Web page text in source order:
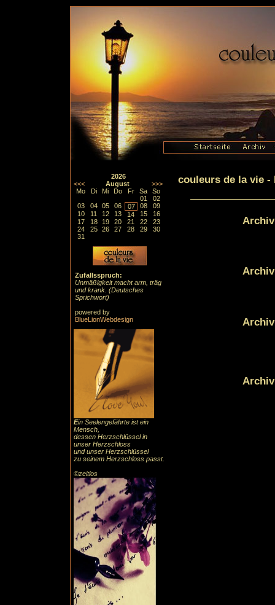
2026
<<<
August
>>>
Mo
Di Mi Do Fr Sa
So
01
02
03
04 05 06 07 08
09
10
11 12 13 14 15
16
17
18 19 20 21 22
23
24
25 26 27 28 29
30
31
Zufallsspruch:
Unmäßigkeit macht arm, träg
und krank. (Deutsches
Sprichwort)
powered by
BlueLionWebdesign
Ein Seelengefährte ist ein
Mensch,
dessen Herzschlüssel in
unser Herzschloss
und unser Herzschlüssel
zu seinem Herzschloss passt.
©zeitlos
couleurs de la vie